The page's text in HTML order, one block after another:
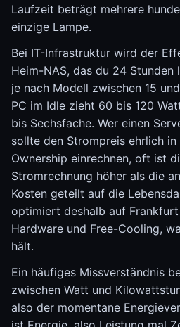
Laufzeit beträgt mehrere
einzige Lampe.
Bei IT-Infrastruktur wird der
Heim-NAS, das du 24 Stunden
je nach Modell zwischen 15
PC im Idle zieht 60 bis 120
bis Sechsfache. Wer einen
sollte den Strompreis ehrlich
Ownership einrechnen, oft ist
Stromrechnung höher als die
Kosten geteilt auf die
optimiert deshalb auf Frankfurt
Hardware und Free-Cooling,
hält.
Ein häufiges Missverständnis
zwischen Watt und
also der momentane